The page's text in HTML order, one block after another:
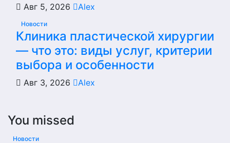
Авг 5, 2026 Alex
Новости
Клиника пластической хирургии
— что это: виды услуг, критерии
выбора и особенности
Авг 3, 2026 Alex
You missed
Новости